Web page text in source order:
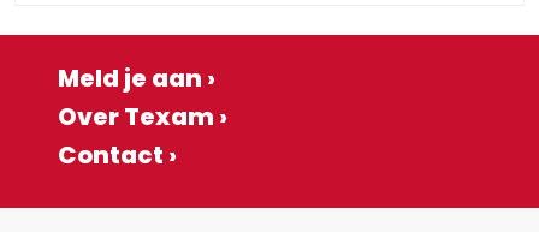
Meld je aan ›
Over Texam ›
Contact ›